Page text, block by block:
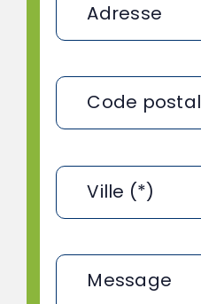
Adresse
Code postal
Ville (*)
Message